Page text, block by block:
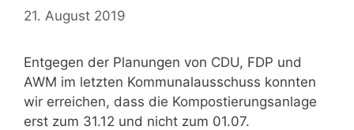
21. August 2019
Entgegen der Planungen von CDU, FDP und
AWM im letzten Kommunalausschuss konnten
wir erreichen, dass die Kompostierungsanlage
erst zum 31.12 und nicht zum 01.07.